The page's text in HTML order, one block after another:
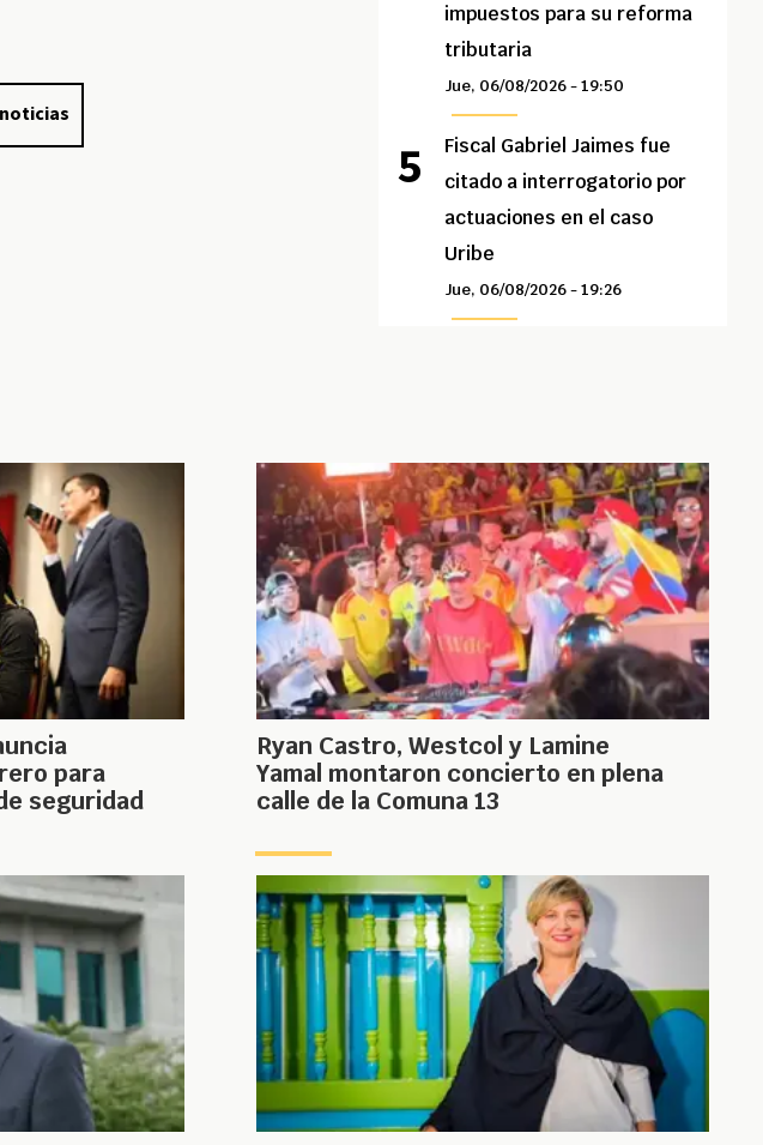
impuestos para su reforma
tributaria
Jue, 06/08/2026 - 19:50
Fiscal Gabriel Jaimes fue
citado a interrogatorio por
actuaciones en el caso
Uribe
Jue, 06/08/2026 - 19:26
para
seguridad
Ryan Castro, Westcol y Lamine
Yamal montaron concierto en plena
calle de la Comuna 13